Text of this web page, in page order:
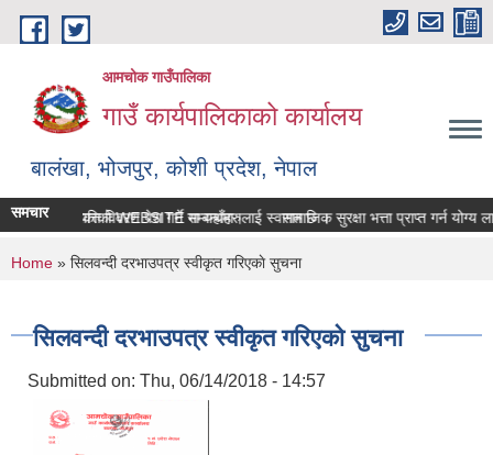
Skip to main content
आमचोक गाउँपालिका
गाउँ कार्यपालिकाको कार्यालय
बालंखा, भोजपुर, कोशी प्रदेश, नेपाल
गउँपालिकाको WEBSITE मा यहाँहरुलाई स्वागत छ ।
समचार सम्पत्ति विवरण पेश गर्ने सम्बन्धमा। सामाजिक सुरक्षा भत्ता प्राप्‍त गर्न योग्य
You are here
Home » सिलवन्दी दरभाउपत्र स्वीकृत गरिएकाे सुचना
सिलवन्दी दरभाउपत्र स्वीकृत गरिएकाे सुचना
Submitted on: Thu, 06/14/2018 - 14:57